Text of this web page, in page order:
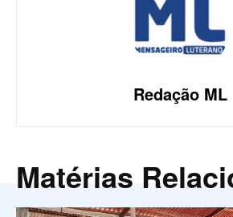
Redação ML
Matérias